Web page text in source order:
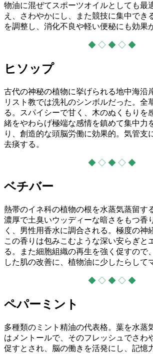
物油に混ぜてスポーツオイルとしても最
え、さわやかにし、また競技に集中でき
を調整し、消化不良や軽い便秘にも効果
◆ ◇ ◆ ◇ ◆
ヒソップ
古代の神秘の植物に挙げられる地中海沿
リスト教では洗礼のシンボルだった。全
る。スパイシーで甘く、木のぬくもりを
緒をやわらげ極端な感情を鎮めて集中力
り、創造的な頭脳労働に効果的。気管支
去痰する。
◆ ◇ ◆ ◇ ◆
ベチバー
熱帯のイネ科の植物の根を水蒸気蒸留す
濃厚で土臭いウッディーな暗さをもつ香
く、男性用香水に調合される。極度の神
この香りは包みこむような深い安らぎと
る。また細胞組織の再生を強く促すので
した肌の改善に、植物油に少したらして
◆ ◇ ◆ ◇ ◆
ペパーミント
多種類のミント精油の代表格。葉を水蒸
はメントールで、そのフレッシュでさわ
促すとされ、脳の働きを活発にし、記憶